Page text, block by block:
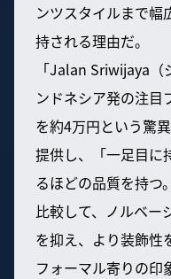
ンツスタイルまで幅
持される理由だ。
「Jalan Sriwijaya
ンドネシア発の注目
を約4万円という驚
提供し、「一足目に
るほどの品質を持つ
比較して、ノルベー
を抑え、より装飾性
フォーマル寄りの印